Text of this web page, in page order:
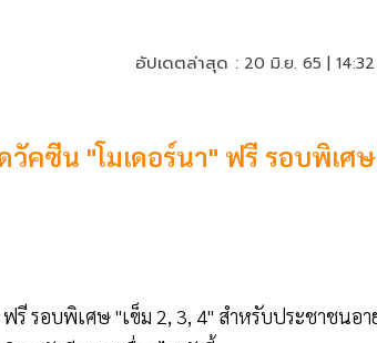
อัปเดตล่าสุด : 20 มิ.ย. 65 |
วัคซีน "โมเดอร์นา" ฟรี รอบพิเศษ
รี รอบพิเศษ "เข็ม 2, 3, 4" สําหรับประชาชนอา